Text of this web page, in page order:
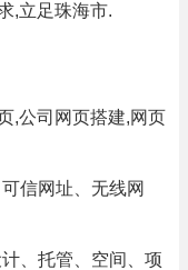
,立足珠海市.
,公司网页搭建,网页
信网址、无线网
、托管、空间、项